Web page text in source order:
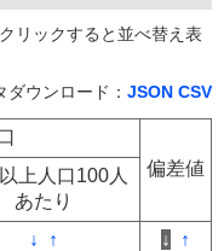
リックすると並べ替え表
ダウンロード： JSON CSV
偏差値
上人口100人
あたり
↓ ↑ ↓
↑